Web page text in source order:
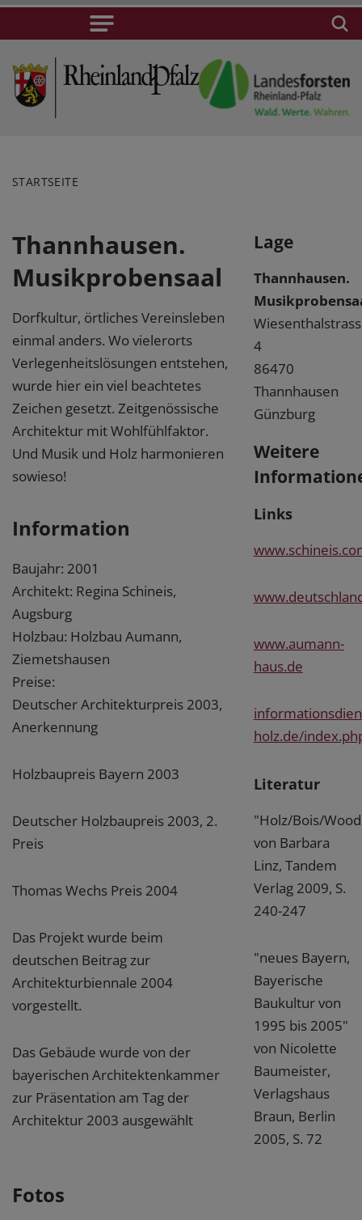
STARTSEITE
Thannhausen.
Musikprobensaal
Dorfkultur, örtliches Vereinsleben
einmal anders. Wo vielerorts
Verlegenheitslösungen entstehen,
wurde hier ein viel beachtetes
Zeichen gesetzt. Zeitgenössische
Architektur mit Wohlfühlfaktor.
Und Musik und Holz harmonieren
sowieso!
Information
Baujahr: 2001
Architekt: Regina Schineis,
Augsburg
Holzbau: Holzbau Aumann,
Ziemetshausen
Preise:
Deutscher Architekturpreis 2003,
Anerkennung
Holzbaupreis Bayern 2003
Deutscher Holzbaupreis 2003, 2.
Preis
Thomas Wechs Preis 2004
Das Projekt wurde beim
deutschen Beitrag zur
Architekturbiennale 2004
vorgestellt.
Das Gebäude wurde von der
bayerischen Architektenkammer
zur Präsentation am Tag der
Architektur 2003 ausgewählt
Fotos
Lage
Thannhausen.
4
86470
Thannhausen
Günzburg
Weitere
Links
www.aumann-
haus.de
holz.de/
Literatur
"Holz/Bois/
von Barbara
Linz, Tandem
Verlag 2009, S.
240-247
"neues Bayern,
Bayerische
Baukultur von
1995 bis 2005"
von Nicolette
Baumeister,
Verlagshaus
Braun, Berlin
2005, S. 72